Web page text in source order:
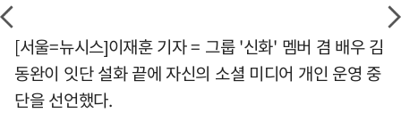
[서울=뉴시스]이재훈 기자 = 그룹 '신화' 멤버 겸 배우 김
동완이 잇단 설화 끝에 자신의 소셜 미디어 개인 운영 중
단을 선언했다.